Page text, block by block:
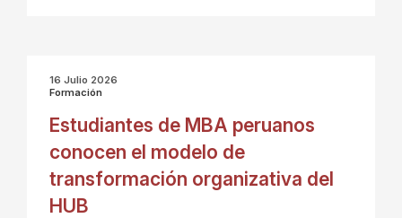
16 Julio 2026
Formación
Estudiantes de MBA peruanos
conocen el modelo de
transformación organizativa del
HUB